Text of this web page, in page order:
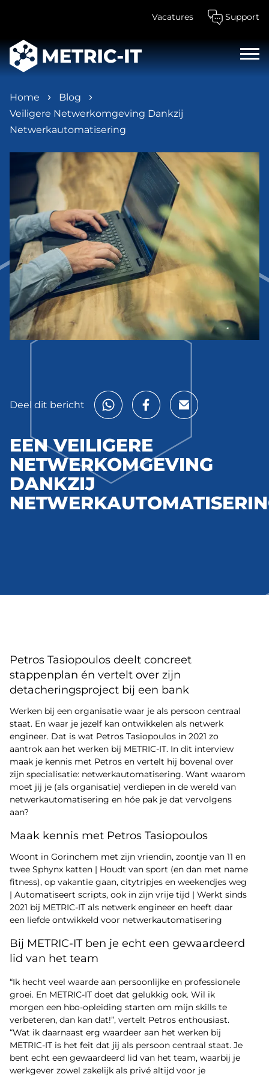
Vacatures Support
Home
Blog
Veiligere Netwerkomgeving Dankzij
Netwerkautomatisering
Deel dit bericht
EEN VEILIGERE
NETWERKOMGEVING
DANKZIJ
Petros Tasiopoulos deelt concreet
stappenplan én vertelt over zijn
detacheringsproject bij een bank
Werken bij een organisatie waar je als persoon centraal
staat. En waar je jezelf kan ontwikkelen als netwerk
engineer. Dat is wat Petros Tasiopoulos in 2021 zo
aantrok aan het werken bij METRIC-IT. In dit interview
maak je kennis met Petros en vertelt hij bovenal over
zijn specialisatie: netwerkautomatisering. Want waarom
moet jij je (als organisatie) verdiepen in de wereld van
netwerkautomatisering en hóe pak je dat vervolgens
aan?
Maak kennis met Petros Tasiopoulos
Woont in Gorinchem met zijn vriendin, zoontje van 11 en
twee Sphynx katten | Houdt van sport (en dan met name
fitness), op vakantie gaan, citytripjes en weekendjes weg
| Automatiseert scripts, ook in zijn vrije tijd | Werkt sinds
2021 bij METRIC-IT als netwerk engineer en heeft daar
een liefde ontwikkeld voor netwerkautomatisering
Bij METRIC-IT ben je echt een gewaardeerd
lid van het team
“Ik hecht veel waarde aan persoonlijke en professionele
groei. En METRIC-IT doet dat gelukkig ook. Wil ik
morgen een hbo-opleiding starten om mijn skills te
verbeteren, dan kan dat!”, vertelt Petros enthousiast.
“Wat ik daarnaast erg waardeer aan het werken bij
METRIC-IT is het feit dat jij als persoon centraal staat. Je
bent echt een gewaardeerd lid van het team, waarbij je
werkgever zowel zakelijk als privé altijd voor je